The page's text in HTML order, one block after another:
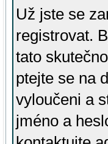
Už jste se
registrovat.
tato
ptejte se na
vyloučeni a
jméno a